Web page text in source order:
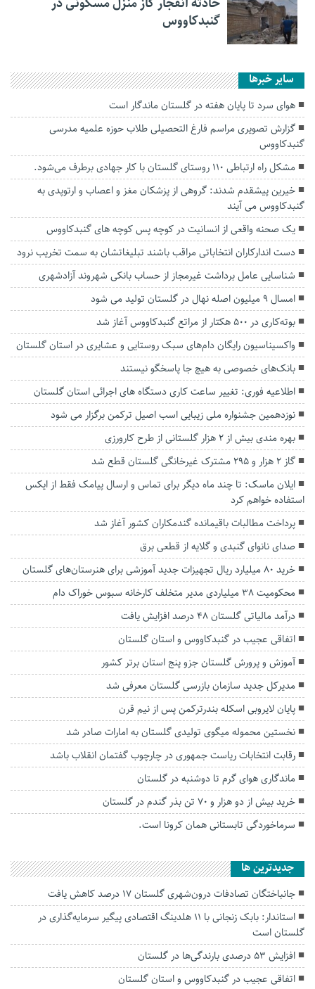
گنبدکاووس
سایر خبرها
هوای سرد تا پایان هفته در گلستان ماندگار است
گزارش تصویری مراسم فارغ التحصیلی طلاب حوزه علمیه مدرسی
گنبدکاووس
مشکل راه ارتباطی ۱۱۰ روستای گلستان با کار جهادی برطرف می‌شود.
خیرین پیشقدم شدند: گروهی از پزشکان مغز و اعصاب و ارتوپدی به
گنبدکاووس می آیند
یک صحنه واقعی از انسانیت در کوچه پس کوچه های گنبدکاووس
دست اندارکاران انتخاباتی مراقب باشند تبلیغاتشان به سمت تخریب نرود
شناسایی عامل برداشت غیرمجاز از حساب بانکی شهروند آزادشهری
امسال ۹ میلیون اصله نهال در گلستان تولید می شود
بوته‌کاری در ۵۰۰ هکتار از مراتع گنبدکاووس آغاز شد
واکسیناسیون رایگان دام‌های سبک روستایی و عشایری در استان گلستان
بانک‌های خصوصی به هیچ جا پاسخگو نیستند
اطلاعیه فوری: تغییر ساعت کاری دستگاه های اجرائی استان گلستان
نوزدهمین جشنواره ملی زیبایی اسب اصیل ترکمن برگزار می شود
بهره مندی بیش از ۲ هزار گلستانی از طرح کارورزی
گاز ۲ هزار و ۲۹۵ مشترک غیرخانگی گلستان قطع شد
ایلان ماسک: تا چند ماه دیگر برای تماس و ارسال پیامک فقط از ایکس
استفاده خواهم کرد
پرداخت مطالبات باقیمانده گندمکاران کشور آغاز شد
صدای نانوای گنبدی و گلایه از قطعی برق
خرید ۸۰ میلیارد ریال تجهیزات جدید آموزشی برای هنرستان‌های گلستان
محکومیت ۳۸ میلیاردی مدیر متخلف کارخانه سبوس خوراک دام
درآمد مالیاتی گلستان ۴۸ درصد افزایش یافت
اتفاقی عجیب در‌ گنبدکاووس و استان گلستان
آموزش و پرورش گلستان جزو پنج استان برتر کشور
مدیرکل جدید سازمان بازرسی گلستان معرفی شد
پایان لایروبی اسکله بندرترکمن پس از نیم قرن
نخستین محموله میگوی تولیدی گلستان به امارات صادر شد
رقابت انتخابات ریاست جمهوری در چارچوب گفتمان انقلاب باشد
ماندگاری هوای گرم تا دوشنبه در گلستان
خرید بیش از دو هزار و ۷۰ تن بذر گندم در گلستان
سرماخوردگی تابستانی همان کرونا است.
جديدترين ها
جانباختگان تصادفات درون‌شهری گلستان ۱۷ درصد کاهش یافت
استاندار: بابک زنجانی با ۱۱ هلدینگ اقتصادی پیگیر سرمایه‌گذاری در
گلستان است
افزایش ۵۳ درصدی بارندگی‌ها در گلستان
اتفاقی عجیب در‌ گنبدکاووس و استان گلستان